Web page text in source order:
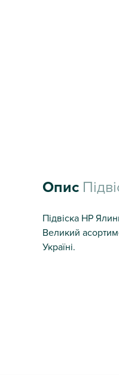
Опис
Підвіска НР
Великий
Україні.